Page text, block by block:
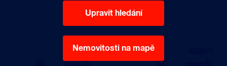
Upravit hledání
Nemovitosti na mapě